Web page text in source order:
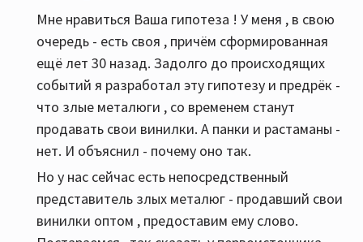
Мне нравиться Ваша гипотеза ! У меня , в свою
очередь - есть своя , причём сформированная
ещё лет 30 назад. Задолго до происходящих
событий я разработал эту гипотезу и предрёк -
что злые металюги , со временем станут
продавать свои винилки. А панки и растаманы -
нет. И объяснил - почему оно так.
Но у нас сейчас есть непосредственный
представитель злых металюг - продавший свои
винилки оптом , предоставим ему слово.